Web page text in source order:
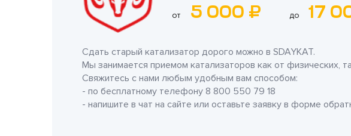
от 5 000 ₽ до 17
Сдать старый катализатор дорого можно в SDAYKAT.
Мы занимается приемом катализаторов как от физических,
Свяжитесь с нами любым удобным вам способом:
- по бесплатному телефону 8 800 550 79 18
- напишите в чат на сайте или оставьте заявку в форме